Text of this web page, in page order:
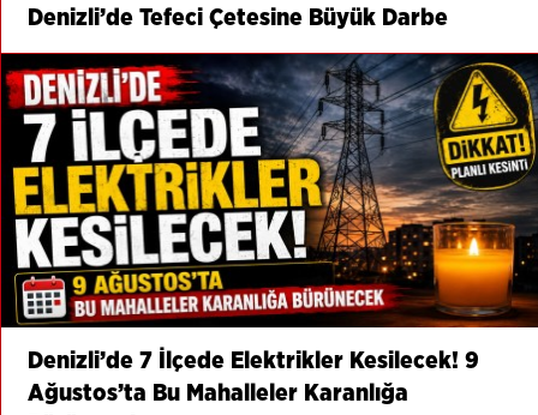
Denizli’de Tefeci Çetesine Büyük Darbe
Denizli’de 7 İlçede Elektrikler Kesilecek! 9
Ağustos’ta Bu Mahalleler Karanlığa